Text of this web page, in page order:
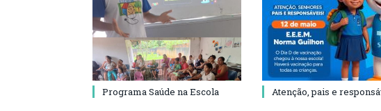
Programa Saúde na Escola Atenção, pais e